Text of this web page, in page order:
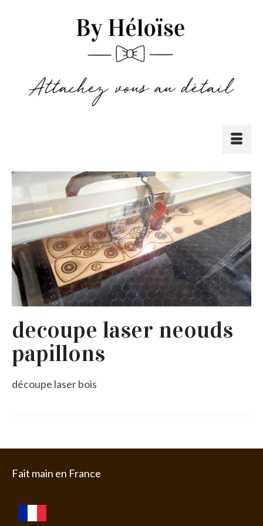
decoupe laser neouds
papillons
découpe laser bois
Fait main en France